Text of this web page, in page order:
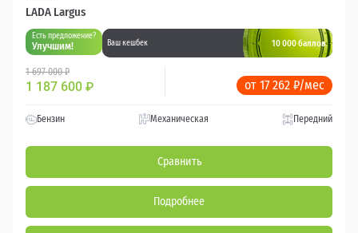
LADA Largus
Есть предложение?
Улучшим! Ваш кешбек 10 000 баллов
1 697 000 ₽
1 187 600 ₽ от 17 262 ₽/мес
Бензин Механическая Передний
Сравнить
Подробнее